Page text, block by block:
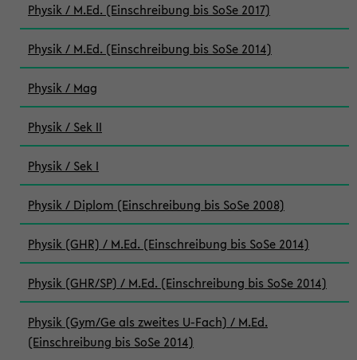
Physik / M.Ed. (Einschreibung bis SoSe 2017)
Physik / M.Ed. (Einschreibung bis SoSe 2014)
Physik / Mag
Physik / Sek II
Physik / Sek I
Physik / Diplom (Einschreibung bis SoSe 2008)
Physik (GHR) / M.Ed. (Einschreibung bis SoSe 2014)
Physik (GHR/SP) / M.Ed. (Einschreibung bis SoSe 2014)
Physik (Gym/Ge als zweites U-Fach) / M.Ed.
(Einschreibung bis SoSe 2014)